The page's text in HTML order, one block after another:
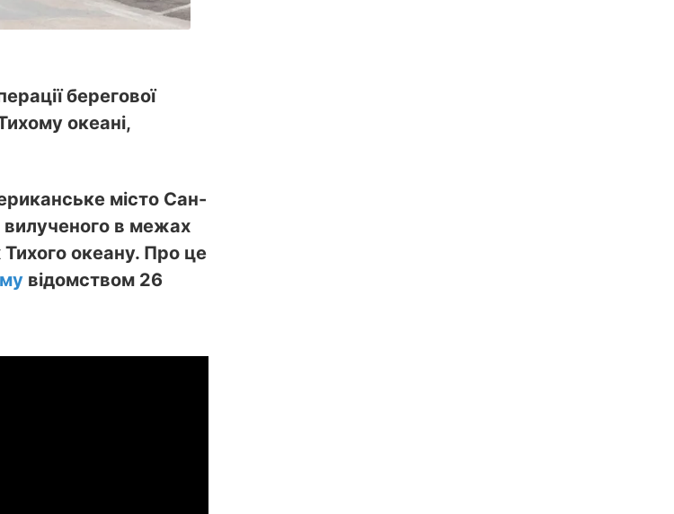
берегової
океані,
місто Сан-
вилученого в межах
Тихого океану. Про це
відомством 26